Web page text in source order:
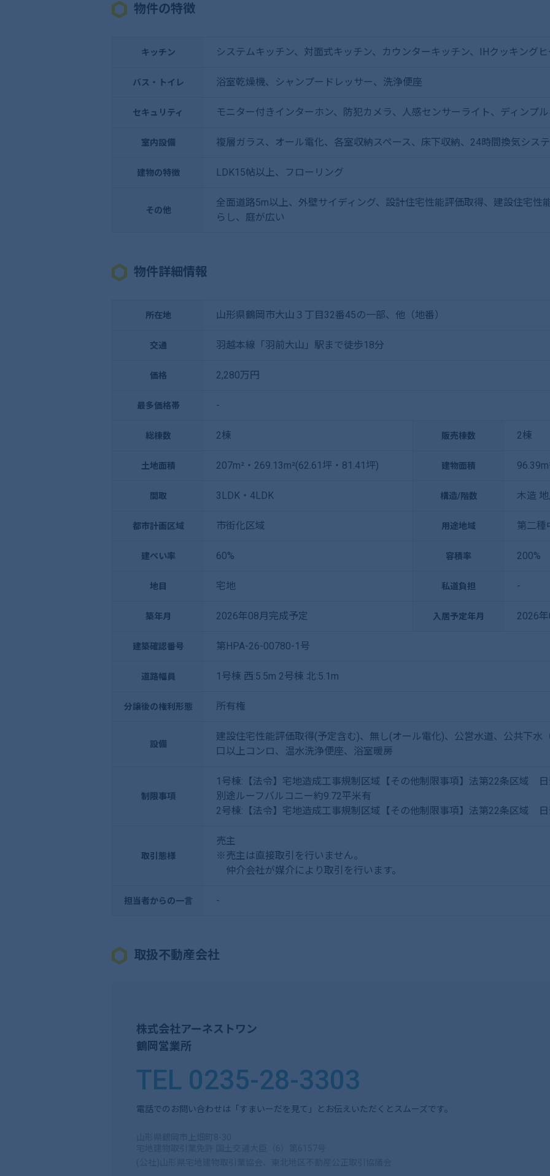
物件の特徴
キッチン システムキッチン、対面式キッチン、カウンターキッチン、IHクッキング
バス・トイレ 浴室乾燥機、シャンプードレッサー、洗浄便座
セキュリティ モニター付きインターホン、防犯カメラ、人感センサーライト、ディンプル
室内設備 複層ガラス、オール電化、各室収納スペース、床下収納、24時間換気シス
建物の特徴 LDK15帖以上、フローリング
その他
全面道路5m以上、外壁サイディング、設計住宅性能評価取得、建設住宅性
らし、庭が広い
物件詳細情報
所在地 山形県鶴岡市大山３丁目32番45の一部、他（地番）
交通 羽越本線「羽前大山」駅まで徒歩18分
価格 2,280万円
最多価格帯 -
総棟数 2棟 販売棟数 2棟
土地面積 207m²・269.13m²(62.61坪・81.41坪) 建物面積
間取 3LDK・4LDK 構造/階数 木造
都市計画区域 市街化区域 用途地域 第二種
建ぺい率 60% 容積率 200%
地目 宅地 私道負担 -
築年月 2026年08月完成予定 入居予定年月 2026
建築確認番号 第HPA-26-00780-1号
道路幅員 1号棟 西:5.5m 2号棟 北:5.1m
分譲後の権利形態 所有権
設備
建設住宅性能評価取得(予定含む)、無し(オール電化)、公営水道、公共下水
口以上コンロ、温水洗浄便座、浴室暖房
制限事項
1号棟:【法令】宅地造成工事規制区域【その他制限事項】法第22条区域
別途ルーフバルコニー約9.72平米有
2号棟:【法令】宅地造成工事規制区域【その他制限事項】法第22条区域
取引態様
売主
※売主は直接取引を行いません。
仲介会社が媒介により取引を行います。
担当者からの一言 -
取扱不動産会社
株式会社アーネストワン
鶴岡営業所
TEL 0235-28-3303
電話でのお問い合わせは「すまいーだを見て」とお伝えいただくとスムーズです。